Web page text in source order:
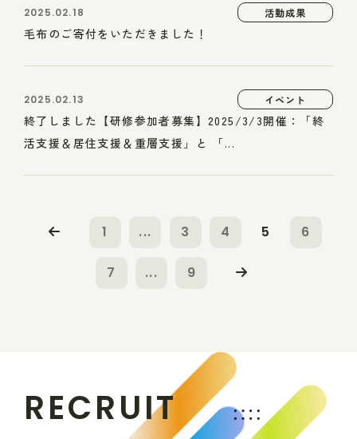
2025.02.18 活動成果
毛布のご寄付をいただきました！
2025.02.13 イベント
終了しました【研修参加者募集】2025/3/3開催：「終
活支援＆居住支援＆重層支援」と 「...
1 ... 3 4 5 6
7 ... 9
RECRUIT